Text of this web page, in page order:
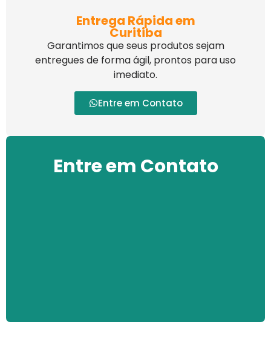
Entrega Rápida em
Curitiba
Garantimos que seus produtos sejam
entregues de forma ágil, prontos para uso
imediato.
Entre em Contato
Entre em Contato